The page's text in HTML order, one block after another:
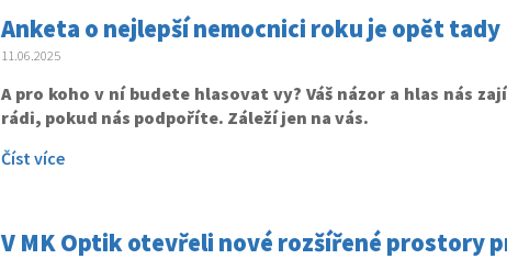
Anketa o nejlepší nemocnici roku je opět tady
11.06.2025
A pro koho v ní budete hlasovat vy? Váš názor a hlas nás
rádi, pokud nás podpoříte. Záleží jen na vás.
Číst více
V MK Optik otevřeli nové rozšířené prostory